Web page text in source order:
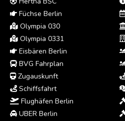
Füchse Berlin
Olympia 030
Olympia 0331
Eisbären Berlin
BVG Fahrplan
Zugauskunft
Schiffsfahrt
Flughäfen Berlin
UBER Berlin